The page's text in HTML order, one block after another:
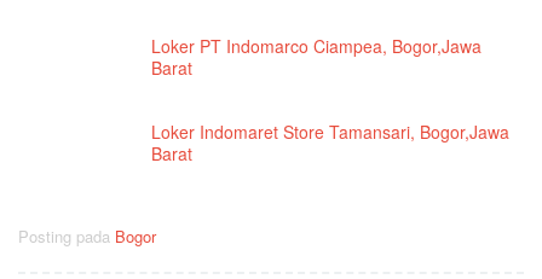
Loker PT Indomarco Ciampea, Bogor,Jawa
Barat
Loker Indomaret Store Tamansari, Bogor,Jawa
Barat
Posting pada Bogor